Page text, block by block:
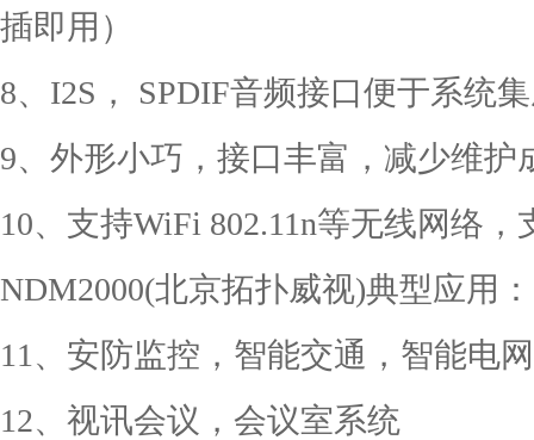
插即用）
8、I2S， SPDIF音频接口便于系统
9、外形小巧，接口丰富，减少维护
10、支持WiFi 802.11n等无线网络，
NDM2000(北京拓扑威视)典型应用：
11、安防监控，智能交通，智能电
12、视讯会议，会议室系统